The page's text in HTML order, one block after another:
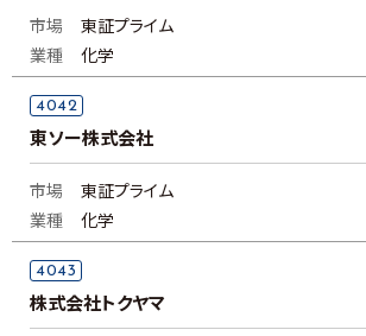
市場
東証プライム
業種
化学
4042
東ソー株式会社
市場
東証プライム
業種
化学
4043
株式会社トクヤマ